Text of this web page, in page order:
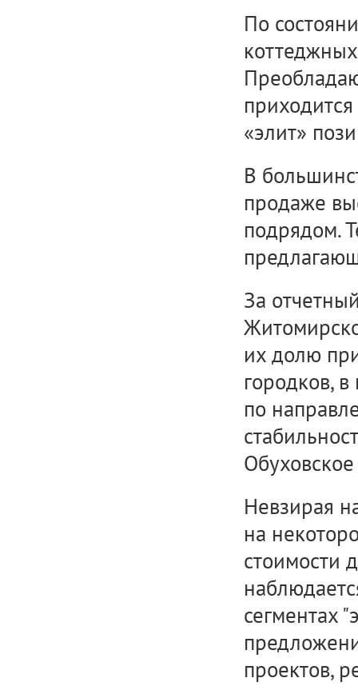
По
«элит»
В
продаже
подрядом.
За
их долю
городков,
по
Невзирая
на
стоимости
сегментах
проектов,